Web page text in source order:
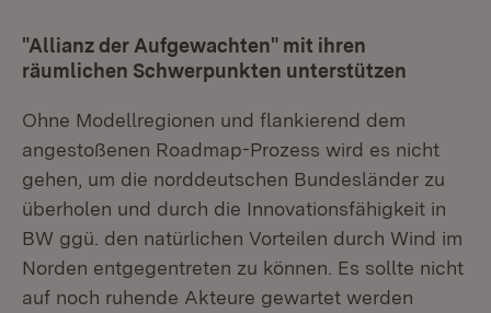
"Allianz der Aufgewachten" mit ihren
räumlichen Schwerpunkten unterstützen
Ohne Modellregionen und flankierend dem
angestoßenen Roadmap-Prozess wird es nicht
gehen, um die norddeutschen Bundesländer zu
überholen und durch die Innovationsfähigkeit in
BW ggü. den natürlichen Vorteilen durch Wind im
Norden entgegentreten zu können. Es sollte nicht
auf noch ruhende Akteure gewartet werden